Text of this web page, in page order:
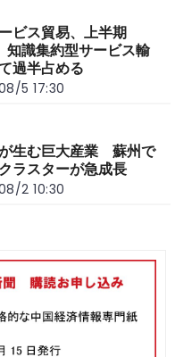
ビス貿易、上半期
識集約型サービス輸
過半占める
5 17:30
生む巨大産業 蘇州で
ラスターが急成長
2 10:30